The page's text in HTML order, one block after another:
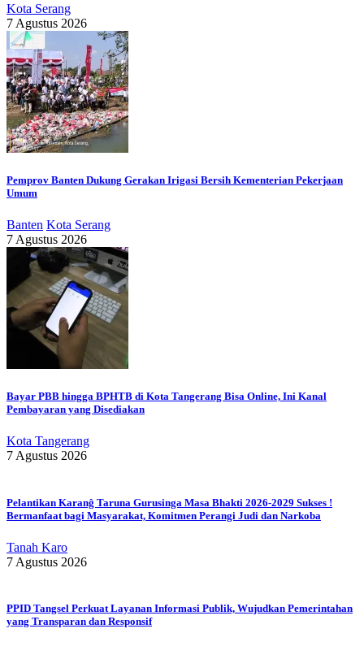
Kota Serang
7 Agustus 2026
Pemprov Banten Dukung Gerakan Irigasi Bersih Kementerian Pekerjaan
Umum
Banten Kota Serang
7 Agustus 2026
Bayar PBB hingga BPHTB di Kota Tangerang Bisa Online, Ini Kanal
Pembayaran yang Disediakan
Kota Tangerang
7 Agustus 2026
Pelantikan Karanĝ Taruna Gurusinga Masa Bhakti 2026-2029 Sukses !
Bermanfaat bagi Masyarakat, Komitmen Perangi Judi dan Narkoba
Tanah Karo
7 Agustus 2026
PPID Tangsel Perkuat Layanan Informasi Publik, Wujudkan Pemerintahan
yang Transparan dan Responsif